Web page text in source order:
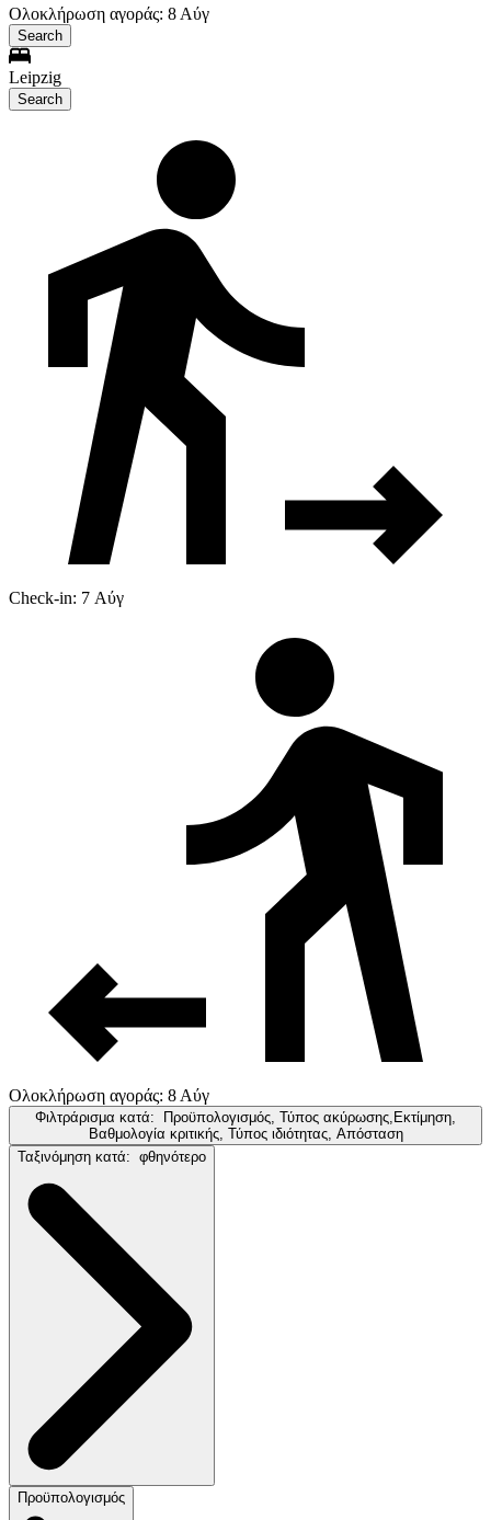
Ολοκλήρωση αγοράς: 8 Αύγ
Search
Leipzig
Search
Check-in: 7 Αύγ
Ολοκλήρωση αγοράς: 8 Αύγ
Φιλτράρισμα κατά:
Προϋπολογισμός, Τύπος ακύρωσης,Εκτίμηση,
Βαθμολογία κριτικής, Τύπος ιδιότητας, Απόσταση
Ταξινόμηση κατά: φθηνότερο
Προϋπολογισμός